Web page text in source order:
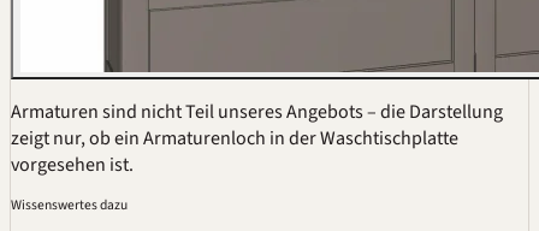
Armaturen sind nicht Teil unseres Angebots – die Darstellung
zeigt nur, ob ein Armaturenloch in der Waschtischplatte
vorgesehen ist.
Wissenswertes dazu